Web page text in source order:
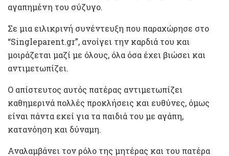
αγαπημένη του σύζυγο.
Σε μια ειλικρινή συνέντευξη που παραχώρησε στο
“Singleparent.gr”, ανοίγει την καρδιά του και
μοιράζεται μαζί με όλους, όλα όσα έχει βιώσει και
αντιμετωπίζει.
Ο απίστευτος αυτός πατέρας αντιμετωπίζει
καθημερινά πολλές προκλήσεις και ευθύνες, όμως
είναι πάντα εκεί για τα παιδιά του με αγάπη,
κατανόηση και δύναμη.
Αναλαμβάνει τον ρόλο της μητέρας και του πατέρα